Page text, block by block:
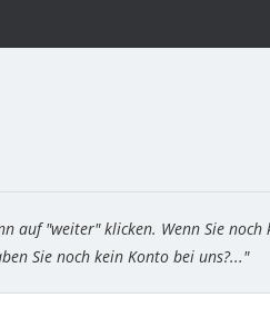
auf "weiter" klicken. Wenn Sie noch
Sie noch kein Konto bei uns?..."